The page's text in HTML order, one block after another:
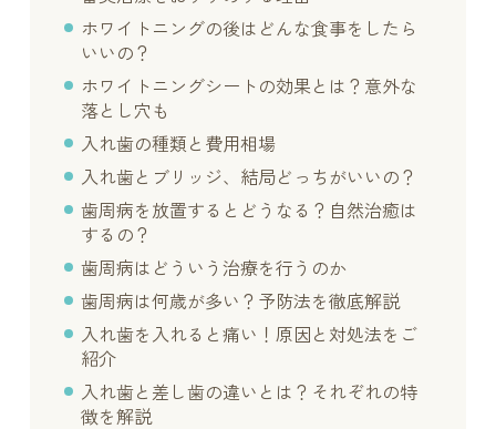
ホワイトニングの後はどんな食事をしたら
いいの？
ホワイトニングシートの効果とは？意外な
落とし穴も
入れ歯の種類と費用相場
入れ歯とブリッジ、結局どっちがいいの？
歯周病を放置するとどうなる？自然治癒は
するの？
歯周病はどういう治療を行うのか
歯周病は何歳が多い？予防法を徹底解説
入れ歯を入れると痛い！原因と対処法をご
紹介
入れ歯と差し歯の違いとは？それぞれの特
徴を解説